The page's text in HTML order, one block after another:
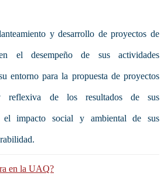
y desarrollo de proyectos de
en el desempeño de sus actividades
entorno para la propuesta de proyectos
reflexiva de los resultados de sus
el impacto social y ambiental de sus
en la UAQ?